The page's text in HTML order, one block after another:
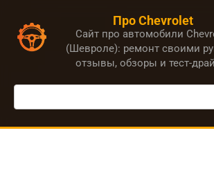
контенту
Про Chevrolet
Сайт про автомобили
(Шевроле): ремонт своими
отзывы, обзоры и тест-
Поиск: